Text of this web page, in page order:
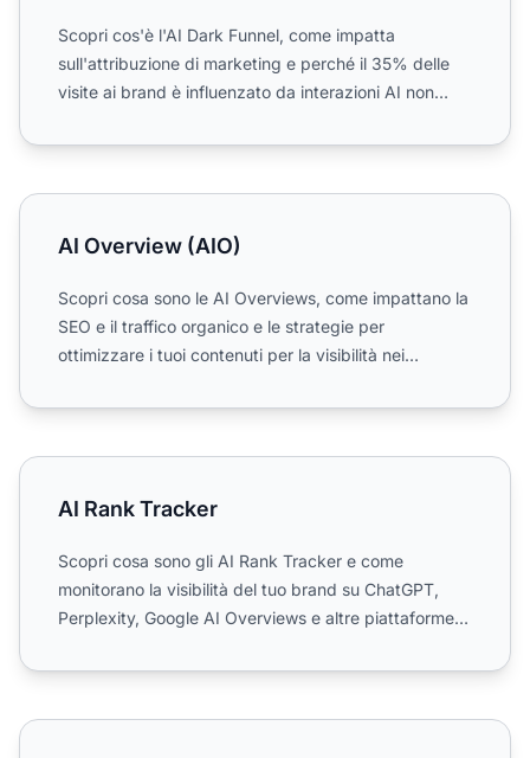
Scopri cos'è l'AI Dark Funnel, come impatta
sull'attribuzione di marketing e perché il 35% delle
visite ai brand è influenzato da interazioni AI non
AI Overview (AIO)
AI Overview (AIO)
Scopri cosa sono le AI Overviews, come impattano la
SEO e il traffico organico e le strategie per
ottimizzare i tuoi contenuti per la visibilità nei
AI Rank Tracker
AI Rank Tracker
Scopri cosa sono gli AI Rank Tracker e come
monitorano la visibilità del tuo brand su ChatGPT,
Perplexity, Google AI Overviews e altre piattaforme
AI ROI - Ritorno sull'Investimento nell'Ottimizzazione